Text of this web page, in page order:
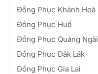
Đồng Phục Khánh Hoà
Đồng Phục Huế
Đồng Phục Quảng Ngãi
Đồng Phục Đăk Lăk
Đồng Phục Gia Lai